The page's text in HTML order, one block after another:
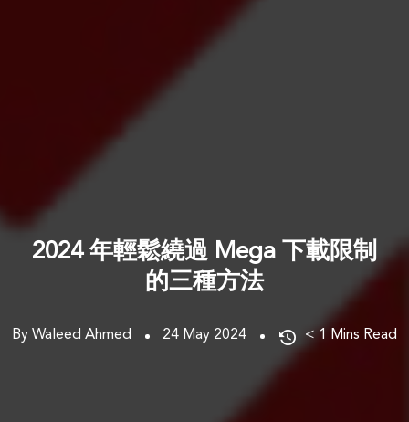
2024 年輕鬆繞過 Mega 下載限制
的三種方法
By Waleed Ahmed 24 May 2024 < 1 Mins Read